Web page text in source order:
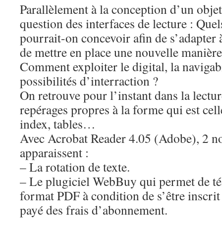
Parallèlement à la conception d’un
question des interfaces de lecture :
pourrait-on concevoir afin de s’adapter
de mettre en place une nouvelle
Comment exploiter le digital, la
possibilités d’interraction ?
On retrouve pour l’instant dans la
repérages propres à la forme qui est
index, tables…
Avec Acrobat Reader 4.05 (Adobe), 2
apparaissent :
– La rotation de texte.
– Le plugiciel WebBuy qui permet de
format PDF à condition de s’être
payé des frais d’abonnement.